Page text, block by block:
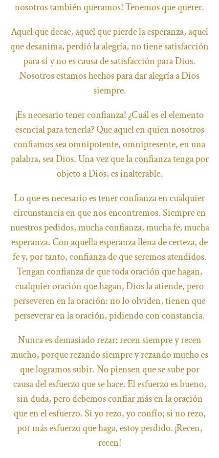
nosotros también queramos! Tenemos que querer.
Aquel que decae, aquel que pierde la esperanza, aquel
que desanima, perdió la alegría, no tiene satisfacción
para sí y no es causa de satisfacción para Dios.
Nosotros estamos hechos para dar alegría a Dios
siempre.
¡Es necesario tener confianza! ¿Cuál es el elemento
esencial para tenerla? Que aquel en quien nosotros
confiamos sea omnipotente, omnipresente, en una
palabra, sea Dios. Una vez que la confianza tenga por
objeto a Dios, es inalterable.
Lo que es necesario es tener confianza en cualquier
circunstancia en que nos encontremos. Siempre en
nuestros pedidos, mucha confianza, mucha fe, mucha
esperanza. Con aquella esperanza llena de certeza, de
fe y, por tanto, confianza de que seremos atendidos.
Tengan confianza de que toda oración que hagan,
cualquier oración que hagan, Dios la atiende, pero
perseveren en la oración: no lo olviden, tienen que
perseverar en la oración, pidiendo con constancia.
Nunca es demasiado rezar: recen siempre y recen
mucho, porque rezando siempre y rezando mucho es
que logramos subir. No piensen que se sube por
causa del esfuerzo que se hace. El esfuerzo es bueno,
sin duda, pero debemos confiar más en la oración
que en el esfuerzo. Si yo rezo, yo confío; si no rezo,
por más esfuerzo que haga, estoy perdido. ¡Recen,
recen!